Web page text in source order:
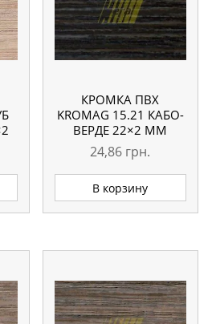
КРОМКА ПВХ
KROMAG 15.21 КАБО-
ВЕРДЕ 22×2 ММ
24,86 грн.
В корзину